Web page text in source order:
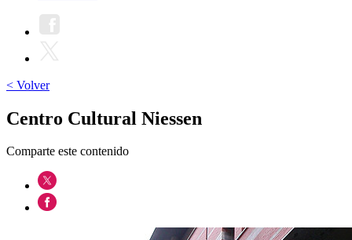
< Volver
Centro Cultural Niessen
Comparte este contenido